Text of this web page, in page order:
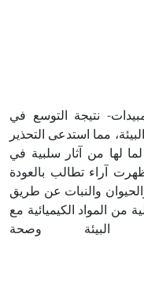
نتيجة التوسع في
مما استدعى التحذير
لها من آثار سلبية في
ظهرت آراء تطالب بالعودة
والنبات عن طريق
من المواد الكيميائية مع
البيئة وصحة